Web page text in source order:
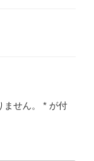
せん。 * が付